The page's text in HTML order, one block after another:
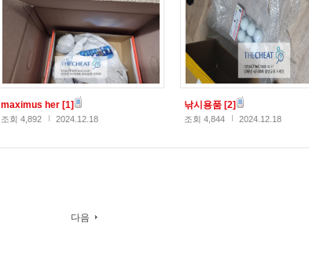
maximus her [1]
조회 4,892 2024.12.18
낚시용품 [2]
조회 4,844 2024.12.18
다음